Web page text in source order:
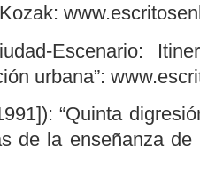
Escenario:
urbana”:
“Quinta
de la enseñanza